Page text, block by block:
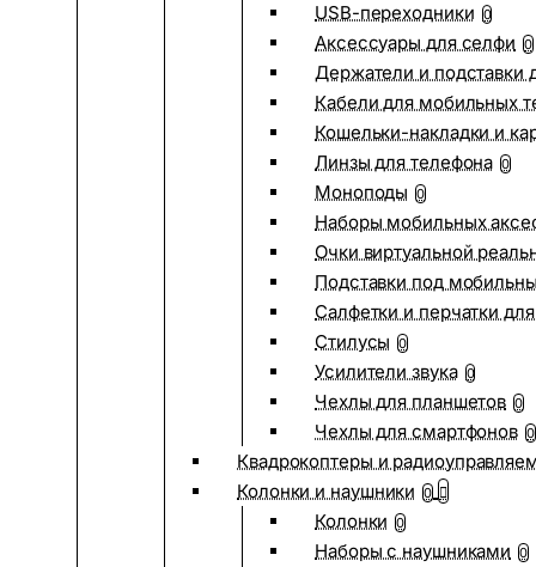
USB-переходники 0
Аксессуары для селфи 0
Держатели и подставки
Кабели для мобильных
Кошельки-накладки и
Линзы для телефона 0
Моноподы 0
Наборы мобильных
Очки виртуальной
Подставки под
Салфетки и перчатки
Стилусы 0
Усилители звука 0
Чехлы для планшетов 0
Чехлы для смартфонов 0
Квадрокоптеры и
Колонки и наушники 0
Колонки 0
Наборы с наушниками 0